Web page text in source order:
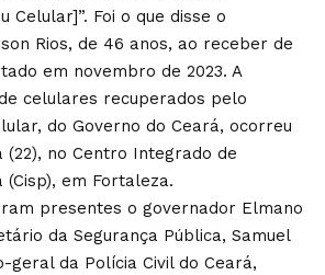
Celular]”. Foi o que disse o
Rios, de 46 anos, ao receber de
em novembro de 2023. A
celulares recuperados pelo
do Governo do Ceará, ocorreu
no Centro Integrado de
(Cisp), em Fortaleza.
presentes o governador Elmano
da Segurança Pública, Samuel
geral da Polícia Civil do Ceará,